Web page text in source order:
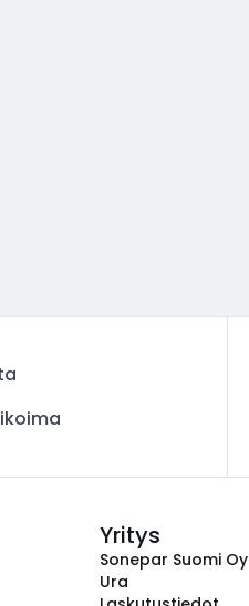
Yritys
Sonepar Suomi Oy
Ura